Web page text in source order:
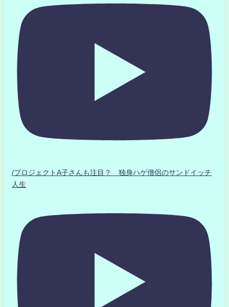
/プロジェクトA子さんも注目？ 独身ハゲ僧侶のサンドイッチ
人生